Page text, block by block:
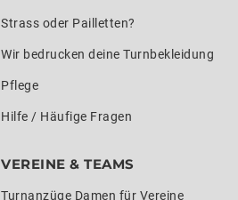
Strass oder Pailletten?
Wir bedrucken deine Turnbekleidung
Pflege
Hilfe / Häufige Fragen
VEREINE & TEAMS
Turnanzüge Damen für Vereine